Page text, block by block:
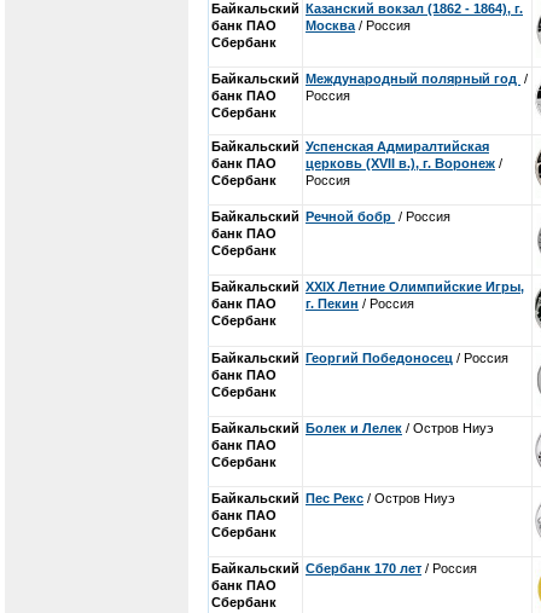
Байкальский
банк ПАО
Сбербанк
Казанский вокзал (1862 - 1864), г.
Москва / Россия
Байкальский
банк ПАО
Сбербанк
Международный полярный год /
Россия
Байкальский
банк ПАО
Сбербанк
Успенская Адмиралтийская
церковь (XVII в.), г. Воронеж /
Россия
Байкальский
банк ПАО
Сбербанк
Речной бобр / Россия
Байкальский
банк ПАО
Сбербанк
XXIX Летние Олимпийские Игры,
г. Пекин / Россия
Байкальский
банк ПАО
Сбербанк
Георгий Победоносец / Россия
Байкальский
банк ПАО
Сбербанк
Болек и Лелек / Остров Ниуэ
Байкальский
банк ПАО
Сбербанк
Пес Рекс / Остров Ниуэ
Байкальский
банк ПАО
Сбербанк
Сбербанк 170 лет / Россия